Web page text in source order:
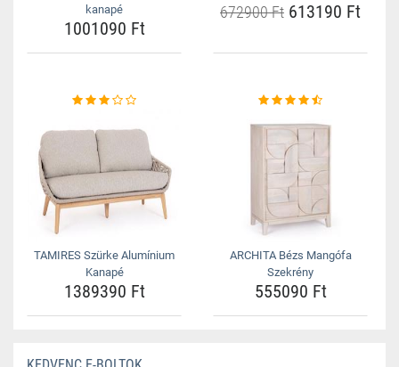
kanapé
1001090 Ft
672900 Ft 613190 Ft
TAMIRES Szürke Alumínium
Kanapé
1389390 Ft
ARCHITA Bézs Mangófa
Szekrény
555090 Ft